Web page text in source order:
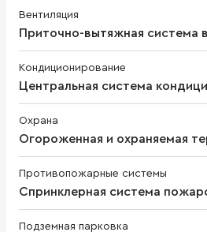
Вентиляция
Приточно-вытяжная система
Кондиционирование
Центральная система
Охрана
Огороженная и охраняемая
Противопожарные системы
Спринклерная система
Подземная парковка